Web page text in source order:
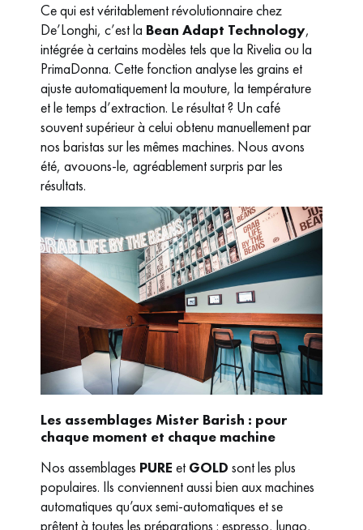
Ce qui est véritablement révolutionnaire chez
De’Longhi, c’est la Bean Adapt Technology,
intégrée à certains modèles tels que la Rivelia ou la
PrimaDonna. Cette fonction analyse les grains et
ajuste automatiquement la mouture, la température
et le temps d’extraction. Le résultat ? Un café
souvent supérieur à celui obtenu manuellement par
nos baristas sur les mêmes machines. Nous avons
été, avouons-le, agréablement surpris par les
résultats.
Les assemblages Mister Barish : pour
chaque moment et chaque machine
Nos assemblages PURE et GOLD sont les plus
populaires. Ils conviennent aussi bien aux machines
automatiques qu’aux semi-automatiques et se
prêtent à toutes les préparations : espresso, lungo,